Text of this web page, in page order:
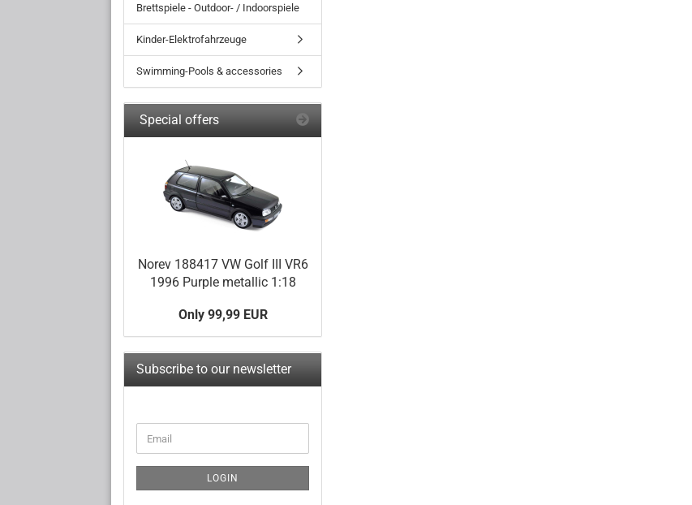
Brettspiele - Outdoor- / Indoorspiele
Kinder-Elektrofahrzeuge
Swimming-Pools & accessories
Special offers
Norev 188417 VW Golf III VR6
1996 Purple metallic 1:18
Only 99,99 EUR
Subscribe to our newsletter
TO
SUBSCRIPTION
PAGE
Email
LOGIN